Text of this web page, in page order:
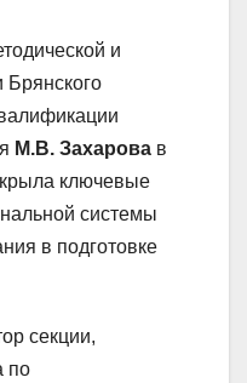
и
Брянского
М.В. Захарова в
ключевые
системы
в подготовке
секции,
по